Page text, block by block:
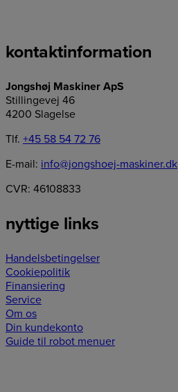
kontaktinformation
Jongshøj Maskiner ApS
Stillingevej 46
4200 Slagelse
Tlf. +45 58 54 72 76
E-mail: info@jongshoej-maskiner.dk
CVR: 46108833
nyttige links
Handelsbetingelser
Cookiepolitik
Finansiering
Service
Om os
Din kundekonto
Guide til robot menuer